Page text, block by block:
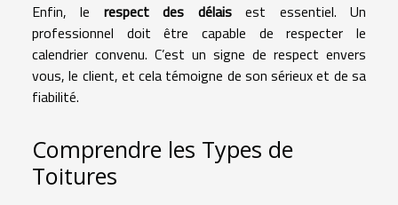
Enfin, le respect des délaisest essentiel. Un
professionnel doit être capable de respecter le
calendrier convenu. C’est un signe de respect envers
vous, le client, et cela témoigne de son sérieux et de sa
fiabilité.
Comprendre les Types de
Toitures